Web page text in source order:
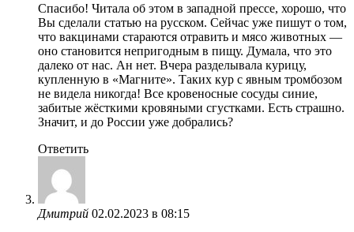
Спасибо! Читала об этом в западной прессе, хорошо, что
Вы сделали статью на русском. Сейчас уже пишут о том,
что вакцинами стараются отравить и мясо животных —
оно становится непригодным в пищу. Думала, что это
далеко от нас. Ан нет. Вчера разделывала курицу,
купленную в «Магните». Таких кур с явным тромбозом
не видела никогда! Все кровеносные сосуды синие,
забитые жёсткими кровяными сгустками. Есть страшно.
Значит, и до России уже добрались?
Ответить
Дмитрий 02.02.2023 в 08:15